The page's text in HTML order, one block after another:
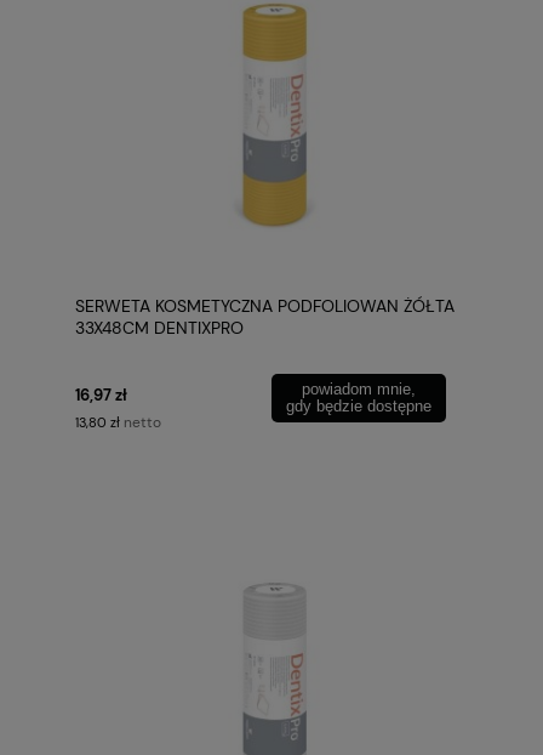
SERWETA KOSMETYCZNA PODFOLIOWAN ŻÓŁTA
33X48CM DENTIXPRO
16,97 zł
13,80 zł netto
powiadom mnie,
gdy będzie dostępne